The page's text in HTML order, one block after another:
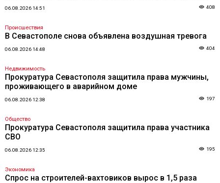
06.08.2026 14:51 408
Происшествия
В Севастополе снова объявлена воздушная тревога
06.08.2026 14:48 404
Недвижимость
Прокуратура Севастополя защитила права мужчины,
проживающего в аварийном доме
06.08.2026 12:38 197
Общество
Прокуратура Севастополя защитила права участника
СВО
06.08.2026 12:35 195
Экономика
Спрос на строителей-вахтовиков вырос в 1,5 раза